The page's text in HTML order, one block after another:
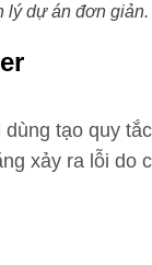
lý dự án đơn giản.
tạo quy
xảy ra lỗi do